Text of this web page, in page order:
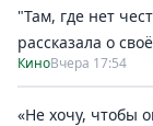
"Там, где нет
рассказала о
КиноВчера 17:54
«Не хочу, чтобы